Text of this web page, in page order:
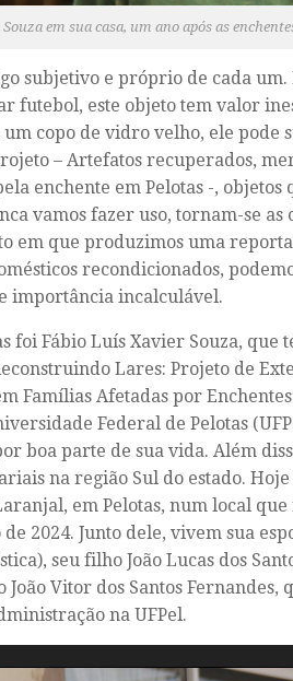
Souza em sua casa, um ano após as
subjetivo e próprio de cada um.
futebol, este objeto tem valor
copo de vidro velho, ele
– Artefatos recuperados,
enchente em Pelotas -, objetos
vamos fazer uso, tornam-se as
em que produzimos uma
recondicionados,
importância incalculável.
foi Fábio Luís Xavier Souza,
Lares: Projeto de
Famílias Afetadas por
Federal de Pelotas
boa parte de sua vida. Além
na região Sul do estado.
em Pelotas, num local
2024. Junto dele, vivem sua
seu filho João Lucas dos
João Vitor dos Santos
na UFPel.